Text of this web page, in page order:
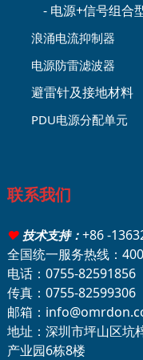
- 电源+信号组合
浪涌电流抑制器
电源防雷滤波器
避雷针及接地材料
PDU电源分配单元
联系我们
♥技术支持： +86 -
全国统一服务热线：
电话：0755-82591856
传真：0755-82599306
邮箱：
地址：深圳市坪山区坑
产业园6栋8楼